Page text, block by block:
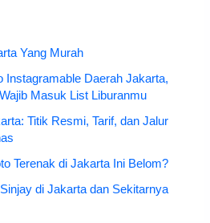
Yang Murah
Instagramable Daerah Jakarta,
Masuk List Liburanmu
Titik Resmi, Tarif, dan Jalur
Terenak di Jakarta Ini Belom?
di Jakarta dan Sekitarnya